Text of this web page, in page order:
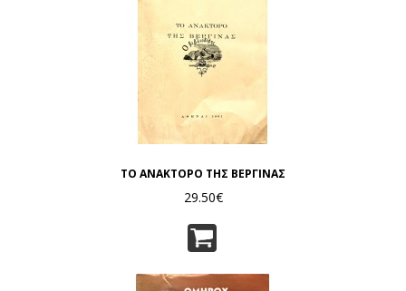
ΤΟ ΑΝΑΚΤΟΡΟ ΤΗΣ ΒΕΡΓΙΝΑΣ
29.50€